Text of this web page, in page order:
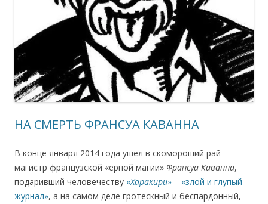
НА СМЕРТЬ ФРАНСУА КАВАННА
В конце января 2014 года ушел в скомороший рай
магистр французской «ёрной магии» Франсуа Каванна,
подаривший человечеству «Харакири» – «злой и глупый
журнал», а на самом деле гротескный и беспардонный,